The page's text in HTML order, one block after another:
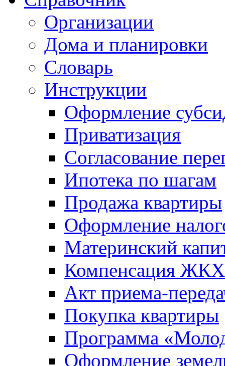
Организации
Дома и планировки
Словарь
Инструкции
Оформление
Приватизация
Согласование
Ипотека по шагам
Продажа квартиры
Оформление
Материнский
Компенсация ЖКХ
Акт приема-
Покупка квартиры
Программа
Оформление